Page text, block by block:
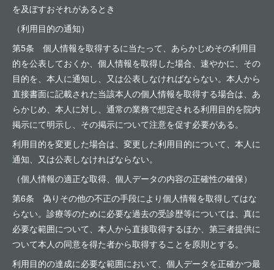
を及ぼすおそれがあるとき
（利用目的の通知）
第5条 個人情報を取得するに当たって、あらかじめその利用目
的を公表しておくか、個人情報を取得した場合、速やかに、その
目的を、本人に通知し、又は公表しなければならない。本人から
直接書面に記載された当該本人の個人情報を取得する場合は、あ
らかじめ、本人に対し、通常の業務で想定される利用目的を院内
掲示にて明示し、その掲示について注意を促す必要がある。
利用目的を変更した場合は、変更した利用目的について、本人に
通知、又は公表しなければならない。
（個人情報の適正な取得、個人データの内容の正確性の確保）
第6条 偽りその他の不正の手段により個人情報を取得してはな
らない。診療等のために必要な過去の受診歴等については、真に
必要な範囲について、本人から直接取得するほか、第三者提供に
ついて本人の同意を得た者から取得することを原則とする。
利用目的の達成に必要な範囲において、個人データを正確かつ最